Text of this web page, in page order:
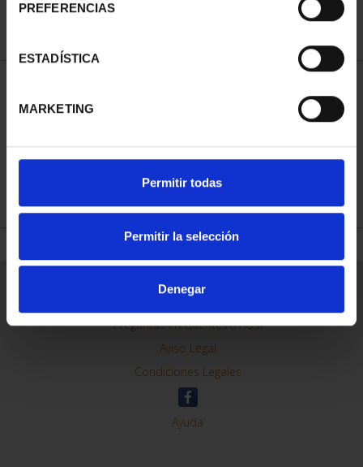
PREFERENCIAS
ESTADÍSTICA
MARKETING
Permitir todas
Permitir la selección
Denegar
REFINAR
Información General
Contacto
Preguntas Frequentes (FAQs)
Aviso Legal
Condiciones Legales
Ayuda